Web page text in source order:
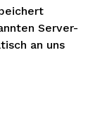
Server-
an uns